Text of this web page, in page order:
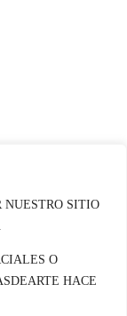
SITIO
O
HACE
museos y artistas